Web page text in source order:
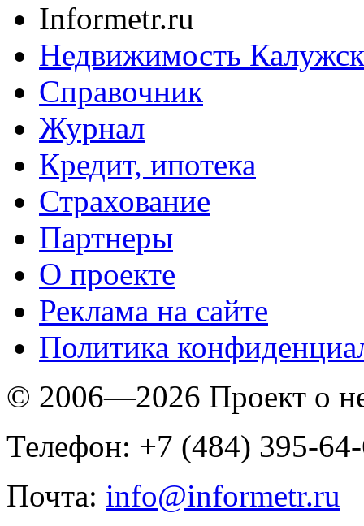
Informetr.ru
Недвижимость
Справочник
Журнал
Кредит, ипотека
Страхование
Партнеры
O проекте
Реклама на сайте
Политика
© 2006—2026 Проект о
Телефон: +7 (484) 395-
Почта: info@informetr.ru